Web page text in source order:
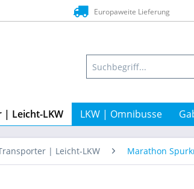
Europaweite Lieferung
Leicht-LKW LKW | Omnibusse
| Leicht-LKW Marathon